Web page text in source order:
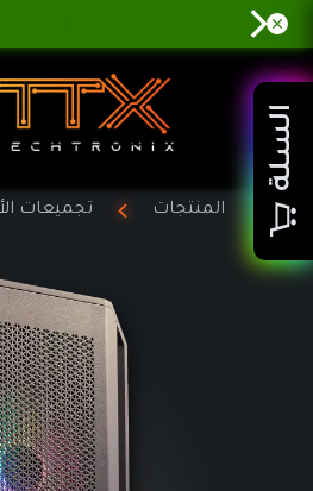
السلة
المنتجات تجميعات